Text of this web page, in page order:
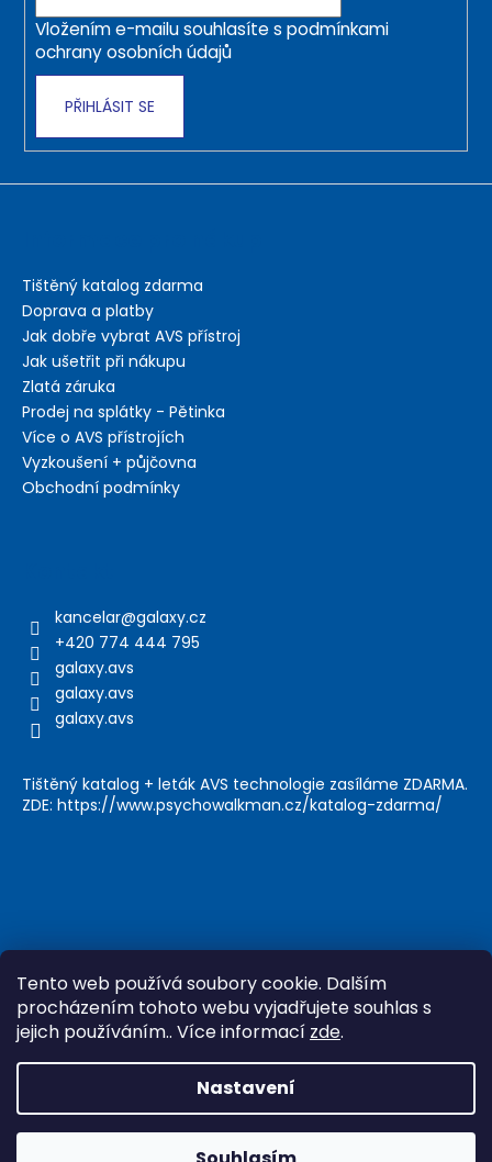
Tento web používá soubory cookie. Dalším
procházením tohoto webu vyjadřujete souhlas s
jejich používáním.. Více informací zde.
Nastavení
Vložením e-mailu souhlasíte s podmínkami
ochrany osobních údajů
PŘIHLÁSIT SE
Tištěný katalog zdarma
Doprava a platby
Jak dobře vybrat AVS přístroj
Jak ušetřit při nákupu
Zlatá záruka
Prodej na splátky - Pětinka
Více o AVS přístrojích
Vyzkoušení + půjčovna
Obchodní podmínky
kancelar@galaxy.cz
+420 774 444 795
galaxy.avs
galaxy.avs
galaxy.avs
Tištěný katalog + leták AVS technologie zasíláme ZDARMA.
ZDE: https://www.psychowalkman.cz/katalog-zdarma/
Vytvořil Shoptet &
Copyright 2026Psychowalkman. Všechna práva
vyhrazena.Upravit nastavení cookies